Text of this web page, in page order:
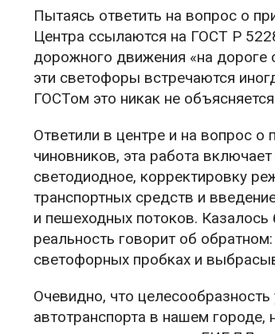
Пытаясь ответить на вопрос о
Центра ссылаются на ГОСТ Р
дорожного движения «на дороге
эти светофоры встречаются
ГОСТом это никак не
Ответили в центре и на вопрос
чиновников, эта работа
светодиодное, корректировку
транспортных средств и
и пешеходных потоков.
реальность говорит об
светофорных пробках и
Очевидно, что
автотранспорта в нашем городе,